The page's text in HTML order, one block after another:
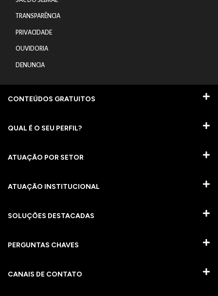
TRANSPARÊNCIA
PRIVACIDADE
OUVIDORIA
DENUNCIA
CONTEÚDOS GRATUITOS
QUAL É O SEU PERFIL?
ATUAÇÃO POR SETOR
ATUAÇÃO INSTITUCIONAL
SOLUÇÕES DESTACADAS
PERGUNTAS CHAVES​
CANAIS DE CONTATO